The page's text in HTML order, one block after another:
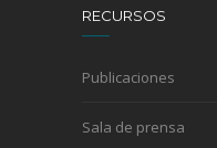
RECURSOS
Publicaciones
Sala de prensa